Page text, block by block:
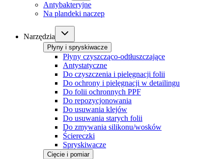
Antybakteryjne
Na plandeki naczep
Narzędzia
Płyny i spryskiwacze
Płyny czyszcząco-odtłuszczające
Antystatyczne
Do czyszczenia i pielęgnacji folii
Do ochrony i pielęgnacji w detailingu
Do folii ochronnych PPF
Do repozycjonowania
Do usuwania klejów
Do usuwania starych folii
Do zmywania silikonu/wosków
Ściereczki
Spryskiwacze
Cięcie i pomiar